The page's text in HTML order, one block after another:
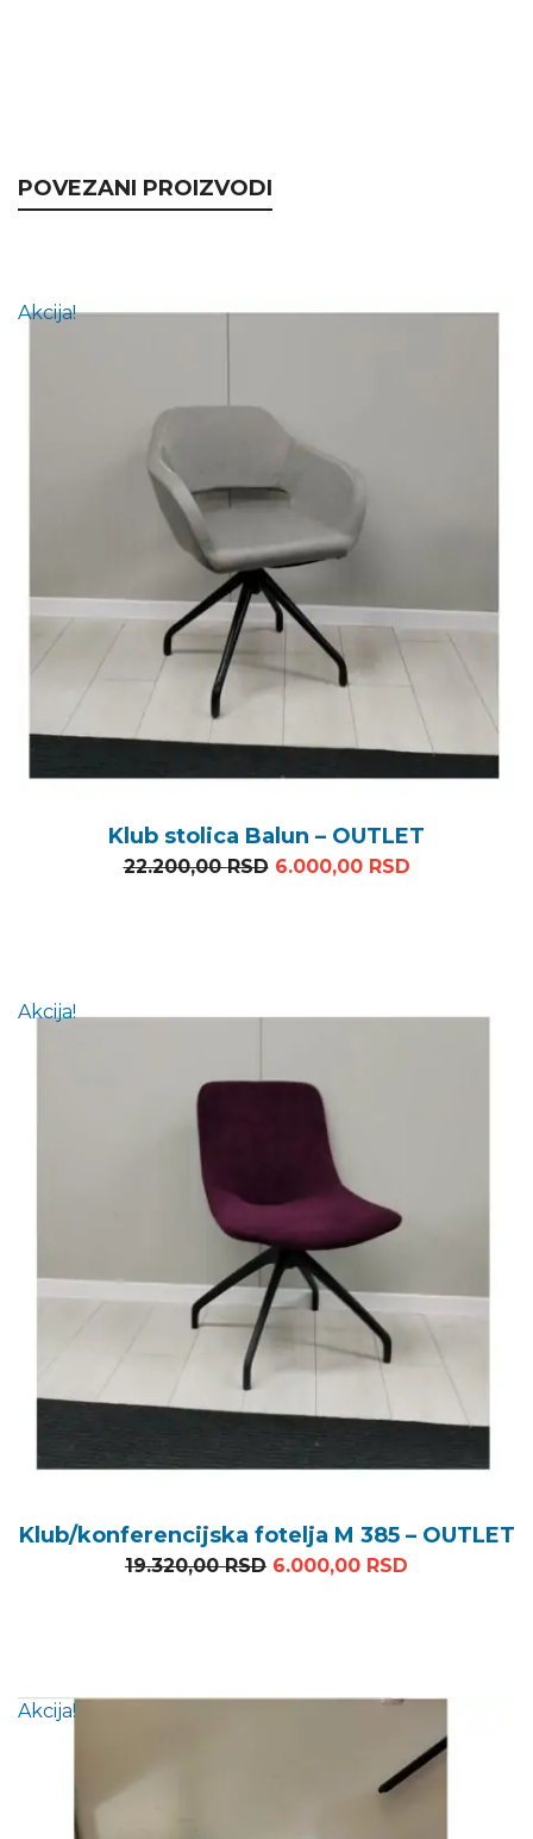
POVEZANI PROIZVODI
Akcija!
Klub stolica Balun – OUTLET
22.200,00RSD Originalna cena je bila:
6.000,00 RSDTrenutna
Akcija!
Klub/konferencijska fotelja M 385 – OUTLET
19.320,00RSD Originalna cena je bila:
6.000,00 RSD
Akcija!